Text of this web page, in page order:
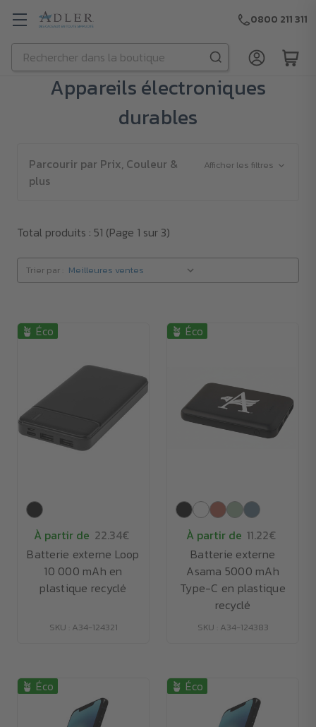
Passer au contenu principal
Rechercher
0800 211 311
Appareils électroniques
durables
Parcourir par Prix, Couleur &
plus
Afficher les filtres
Total produits : 51 (Page 1 sur 3)
Trier par :
🪴 Éco
À partir de 22.34€
Batterie externe Loop
10 000 mAh en
plastique recyclé
SKU : A34-124321
🪴 Éco
À partir de 11.22€
Batterie externe
Asama 5000 mAh
Type-C en plastique
recyclé
SKU : A34-124383
🪴 Éco 🪴 Éco